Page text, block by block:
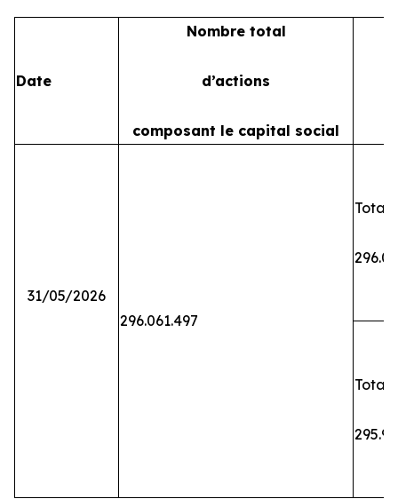
Date
Nombre total
d’actions
composant le capital social
31/05/2026
296.061.497
Total
Total